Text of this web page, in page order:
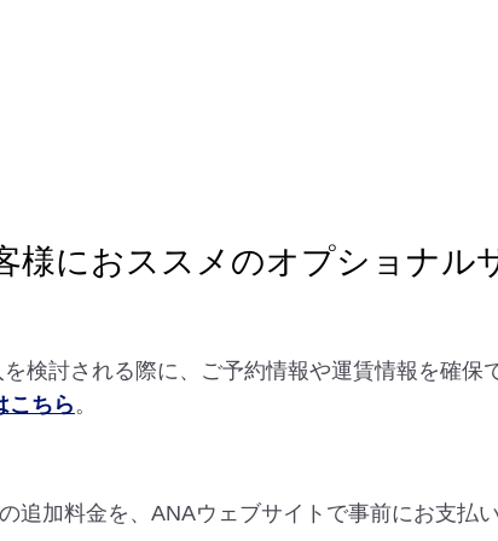
様におススメのオプショナル
検討される際に、ご予約情報や運賃情報を確保
こちら 。
追加料金を、ANAウェブサイトで事前にお支払